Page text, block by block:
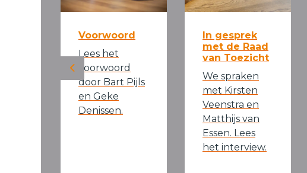
Previous
Voorwoord
Lees het
voorwoord
door Bart Pijls
en Geke
Denissen.
In gesprek
met de Raad
van Toezicht
We spraken
met Kirsten
Veenstra en
Matthijs van
Essen. Lees
het interview.